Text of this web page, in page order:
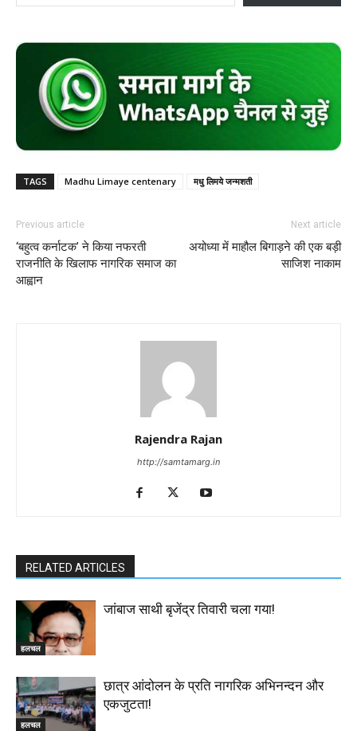
TAGS Madhu Limaye centenary मधु लिमये जन्मशती
Previous article
‘बहुत्व कर्नाटक’ ने किया नफरती
राजनीति के खिलाफ नागरिक समाज का
आह्वान
Next article
अयोध्या में माहौल बिगाड़ने की एक बड़ी
साजिश नाकाम
Rajendra Rajan
http://samtamarg.in
RELATED ARTICLES
हलचल
जांबाज साथी बृजेंद्र तिवारी चला गया!
हलचल
छात्र आंदोलन के प्रति नागरिक अभिनन्दन और
एकजुटता!